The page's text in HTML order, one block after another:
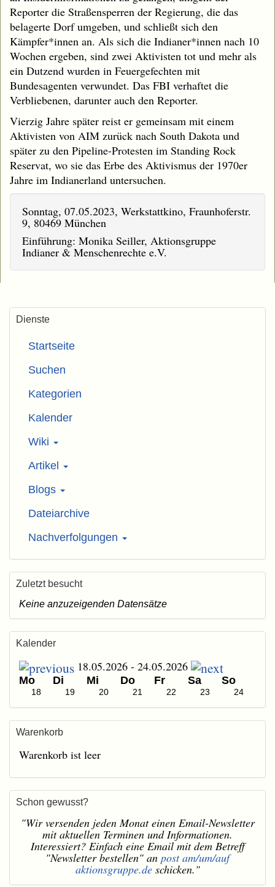
Reporter die Straßensperren der Regierung, die das
belagerte Dorf umgeben, und schließt sich den
Kämpfer*innen an. Als sich die Indianer*innen nach 10
Wochen ergeben, sind zwei Aktivisten tot und mehr als
ein Dutzend wurden in Feuergefechten mit
Bundesagenten verwundet. Das FBI verhaftet die
Verbliebenen, darunter auch den Reporter.
Vierzig Jahre später reist er gemeinsam mit einem
Aktivisten von AIM zurück nach South Dakota und
später zu den Pipeline-Protesten im Standing Rock
Reservat, wo sie das Erbe des Aktivismus der 1970er
Jahre im Indianerland untersuchen.
Sonntag, 07.05.2023, Werkstattkino, Fraunhoferstr.
9, 80469 München
Einführung: Monika Seiller, Aktionsgruppe
Indianer & Menschenrechte e.V.
Dienste
Startseite
Suchen
Kategorien
Kalender
Wiki
Artikel
Blogs
Dateiarchive
Nachverfolgungen
Zuletzt besucht
Keine anzuzeigenden Datensätze
Kalender
18.05.2026 - 24.05.2026
Mo Di Mi Do Fr Sa So
18 19 20 21 22 23 24
Warenkorb
Warenkorb ist leer
Schon gewusst?
"Wir versenden jeden Monat einen Email-Newsletter
mit aktuellen Terminen und Informationen.
Interessiert? Einfach eine Email mit dem Betreff
"Newsletter bestellen" an post am/um/auf
aktionsgruppe.deschicken."